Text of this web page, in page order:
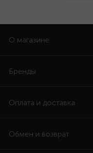
О магазине
Бренды
Оплата и доставка
Обмен и возврат